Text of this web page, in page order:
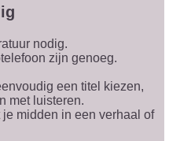
nodig.
zijn genoeg.
een titel kiezen,
met luisteren.
midden in een verhaal of